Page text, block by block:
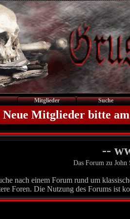
Mitglieder Suche
Neue Mitglieder bitte am
--
Das Forum zu
nach einem Forum rund um
Foren. Die Nutzung des Forums ist